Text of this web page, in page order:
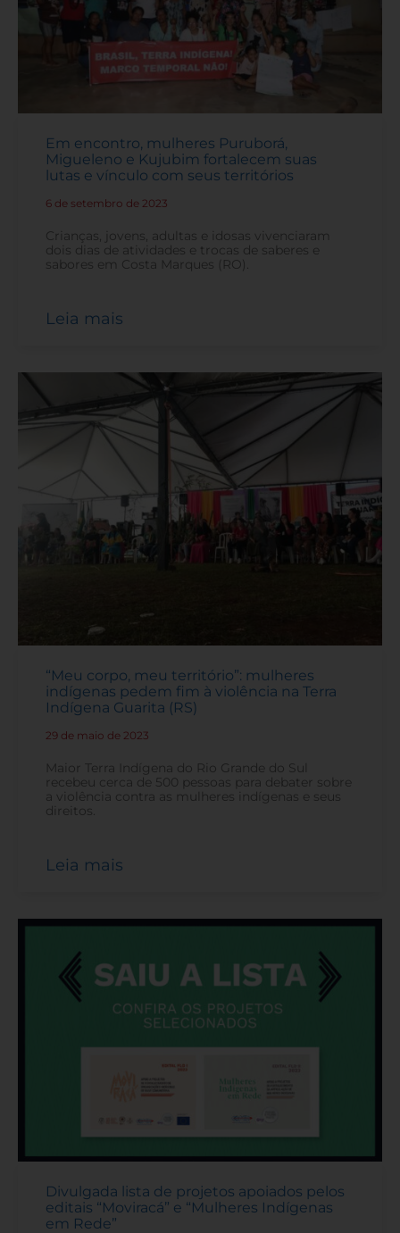
Em encontro, mulheres Puruborá,
Migueleno e Kujubim fortalecem suas
lutas e vínculo com seus territórios
6 de setembro de 2023
Crianças, jovens, adultas e idosas vivenciaram
dois dias de atividades e trocas de saberes e
sabores em Costa Marques (RO).
Leia mais
“Meu corpo, meu território”: mulheres
indígenas pedem fim à violência na Terra
Indígena Guarita (RS)
29 de maio de 2023
Maior Terra Indígena do Rio Grande do Sul
recebeu cerca de 500 pessoas para debater sobre
a violência contra as mulheres indígenas e seus
direitos.
Leia mais
Divulgada lista de projetos apoiados pelos
editais “Moviracá” e “Mulheres Indígenas
em Rede”